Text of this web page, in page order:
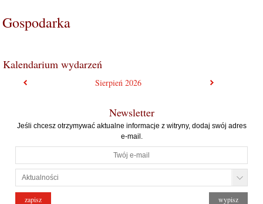
Gospodarka
Kalendarium wydarzeń
Sierpień2026
Newsletter
Jeśli chcesz otrzymywać aktualne informacje z witryny, dodaj swój adres
e-mail.